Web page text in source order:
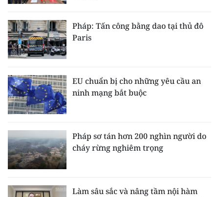
Pháp: Tấn công bằng dao tại thủ đô
Paris
EU chuẩn bị cho những yêu cầu an
ninh mạng bắt buộc
Pháp sơ tán hơn 200 nghìn người do
cháy rừng nghiêm trọng
Làm sâu sắc và nâng tầm nội hàm